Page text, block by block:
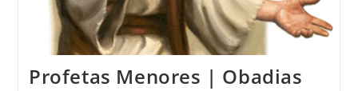
Profetas Menores | Obadias